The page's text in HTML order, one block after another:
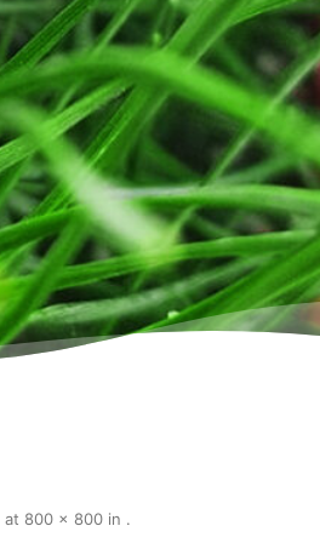
at 800 × 800 in .